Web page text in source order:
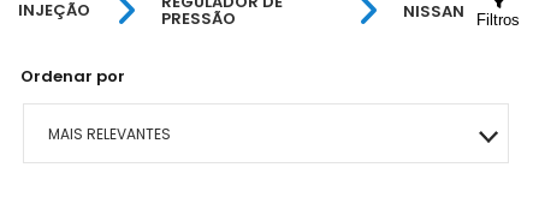
INJEÇÃO PRESSÃO NISSAN
Ordenar por
MAIS RELEVANTES
Filtros